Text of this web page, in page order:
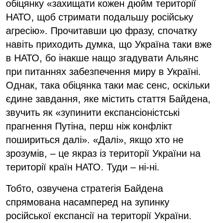
обіцянку «захищати кожен дюйм території
НАТО, щоб стримати подальшу російську
агресію». Прочитавши цю фразу, спочатку
навіть приходить думка, що Україна таки вже
в НАТО, бо інакше нащо згадувати Альянс
при питаннях забезпечення миру в Україні.
Однак, така обіцянка таки має сенс, оскільки
єдине завдання, яке містить стаття Байдена,
звучить як «зупинити експансіоністські
прагнення Путіна, перш ніж конфлікт
пошириться далі». «Далі», якщо хто не
зрозумів, – це якраз із території України на
території країн НАТО. Туди – ні-ні.
Тобто, озвучена стратегія Байдена
спрямована насамперед на зупинку
російської експансії на території України.